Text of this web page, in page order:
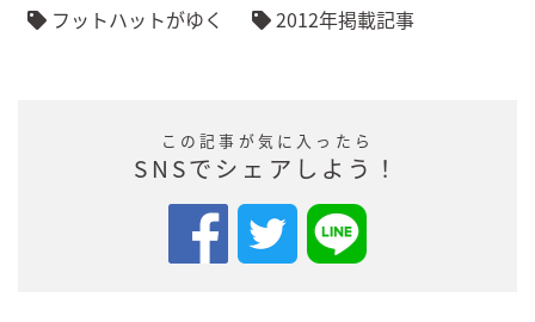
フットハットがゆく 2012年掲載記事
この記事が気に入ったら
SNSでシェアしよう！